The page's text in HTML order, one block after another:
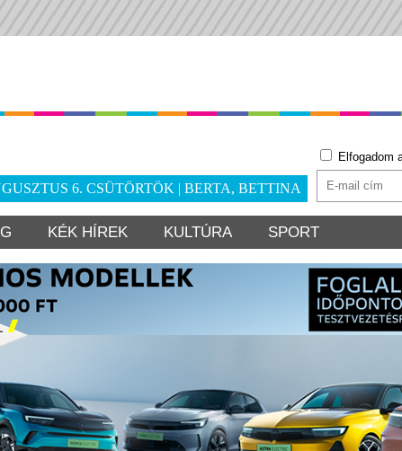
6. CSÜTÖRTÖK | BERTA, BETTINA
Elfogadom
KÉK HÍREK KULTÚRA SPORT